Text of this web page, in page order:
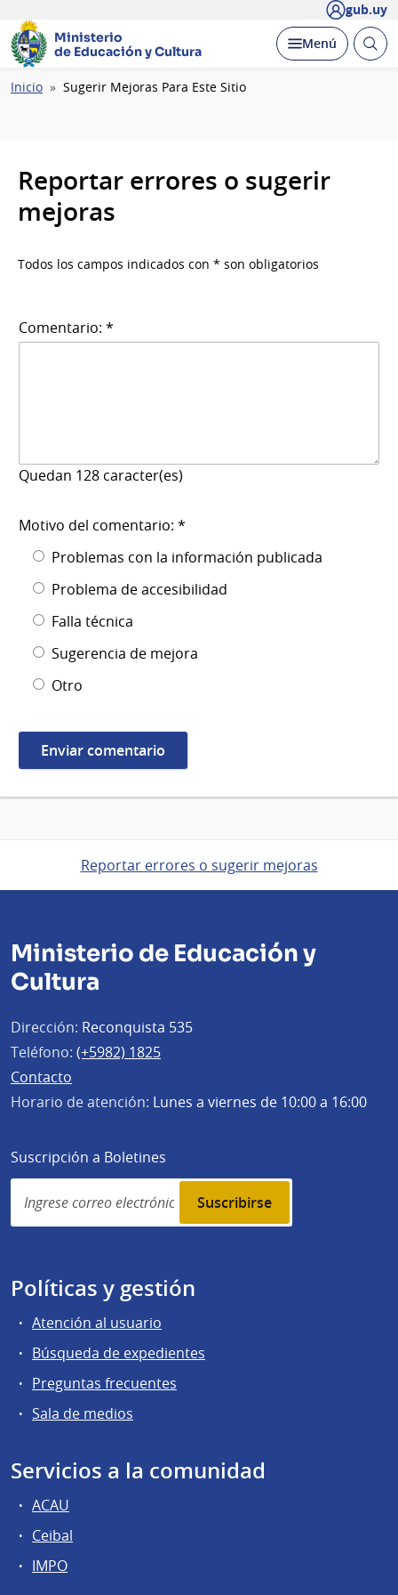
gub.uy
Ministerio
de Educación y Cultura
Desplegar
Menú Abrir
Ruta
Inicio Sugerir Mejoras Para Este Sitio
Reportar errores o sugerir
mejoras
Todos los campos indicados con * son obligatorios
Comentario: *
Quedan 128 caracter(es)
Motivo del comentario: *
Problemas con la información publicada
Problema de accesibilidad
Falla técnica
Sugerencia de mejora
Otro
Reportar errores o sugerir mejoras
Ministerio de Educación y
Cultura
Dirección: Reconquista 535
Teléfono: (+5982) 1825
Contacto
Horario de atención: Lunes a viernes de 10:00 a 16:00
Suscripción a Boletines
Simplenews
subscription
Políticas y gestión
Atención al usuario
Búsqueda de expedientes
Preguntas frecuentes
Sala de medios
Servicios a la comunidad
ACAU
Ceibal
IMPO